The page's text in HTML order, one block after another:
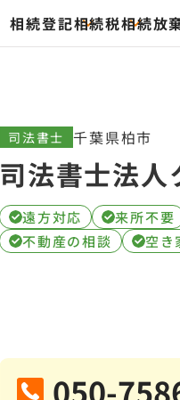
相続登記相続税相続放
司法書士 千葉県柏市
司法書士法人
遠方対応 来所不要
不動産の相談
空き
050-